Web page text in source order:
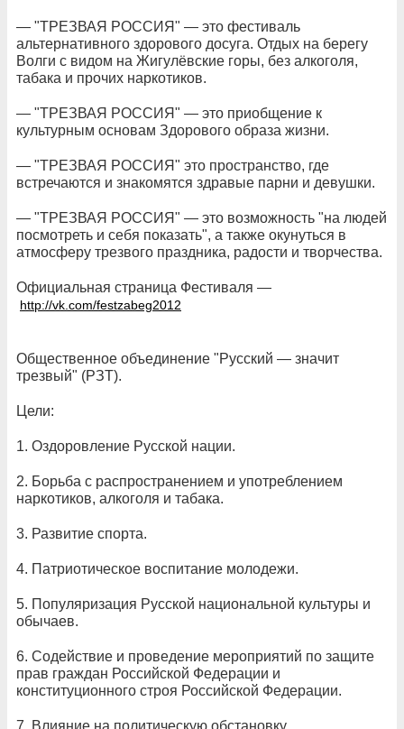
— "ТРЕЗВАЯ РОССИЯ" — это фестиваль
альтернативного здорового досуга. Отдых на берегу
Волги с видом на Жигулёвские горы, без алкоголя,
табака и прочих наркотиков.
— "ТРЕЗВАЯ РОССИЯ" — это приобщение к
культурным основам Здорового образа жизни.
— "ТРЕЗВАЯ РОССИЯ" это пространство, где
встречаются и знакомятся здравые парни и девушки.
— "ТРЕЗВАЯ РОССИЯ" — это возможность "на людей
посмотреть и себя показать", а также окунуться в
атмосферу трезвого праздника, радости и творчества.
Официальная страница Фестиваля —
http://vk.com/festzabeg2012
Общественное объединение "Русский — значит
трезвый" (РЗТ).
Цели:
1. Оздоровление Русской нации.
2. Борьба с распространением и употреблением
наркотиков, алкоголя и табака.
3. Развитие спорта.
4. Патриотическое воспитание молодежи.
5. Популяризация Русской национальной культуры и
обычаев.
6. Содействие и проведение мероприятий по защите
прав граждан Российской Федерации и
конституционного строя Российской Федерации.
7. Влияние на политическую обстановку.